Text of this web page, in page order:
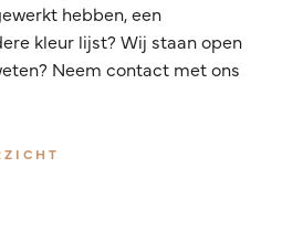
hebben, een
kleur lijst? Wij staan open
Neem contact met ons